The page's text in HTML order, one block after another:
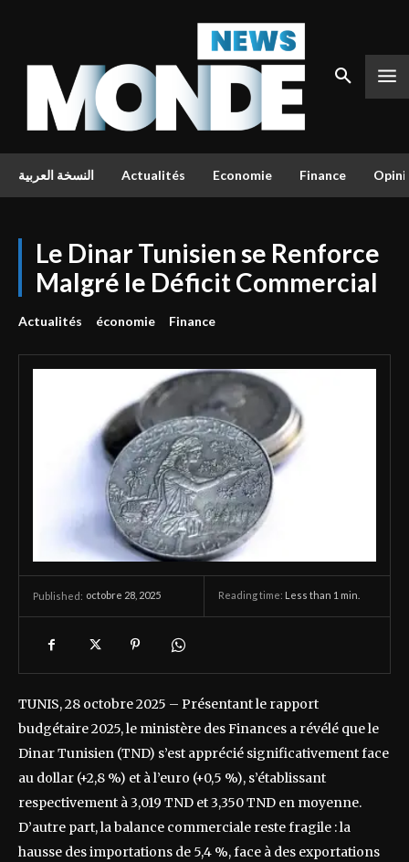
النسخة العربية Actualités Economie Finance
Le Dinar Tunisien se Renforce
Malgré le Déficit Commercial
Actualités économie Finance
Published: octobre 28, 2025 Reading time: Less than 1 min.
TUNIS, 28 octobre 2025 – Présentant le rapport
budgétaire 2025, le ministère des Finances a révélé que le
Dinar Tunisien (TND) s’est apprécié significativement face
au dollar (+2,8 %) et à l’euro (+0,5 %), s’établissant
respectivement à 3,019 TND et 3,350 TND en moyenne.
D’autre part, la balance commerciale reste fragile : la
hausse des importations de 5,4 %, face à des exportations